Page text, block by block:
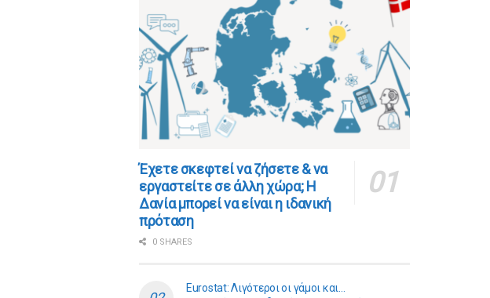
​​Έχετε σκεφτεί να ζήσετε & να
εργαστείτε σε άλλη χώρα; Η
Δανία μπορεί να είναι η ιδανική
πρόταση
0 SHARES
Eurostat: Λιγότεροι οι γάμοι και…